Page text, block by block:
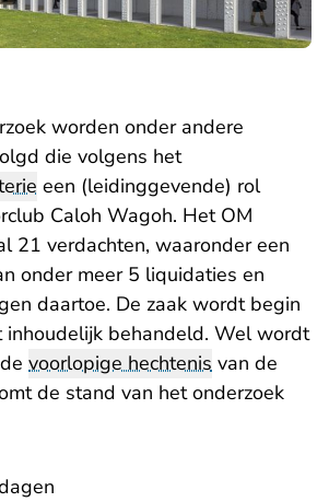
worden onder andere
die volgens het
een (leidinggevende) rol
Caloh Wagoh. Het OM
21 verdachten, waaronder een
onder meer 5 liquidaties en
daartoe. De zaak wordt begin
inhoudelijk behandeld. Wel wordt
voorlopige hechtenis van de
de stand van het onderzoek